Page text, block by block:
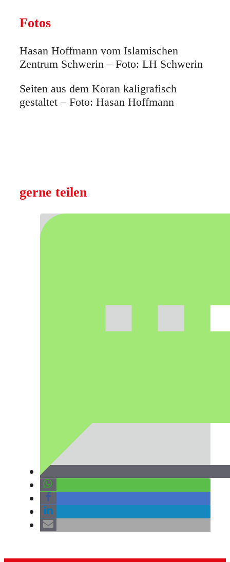
Fotos
Hasan Hoffmann vom Islamischen
Zentrum Schwerin – Foto: LH Schwerin
Seiten aus dem Koran kaligrafisch
gestaltet – Foto: Hasan Hoffmann
gerne teilen